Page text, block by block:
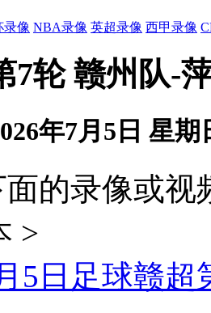
录像 NBA录像 英超录像 西甲录像
7轮 赣州队-
年7月5日 星期
的录像或
>
5日足球赣